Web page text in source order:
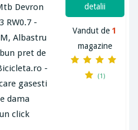
Devron
RW0.7 -
Albastru
pret de
-
gasesti
dama
click
detalii
Vandut de1
magazine
(1)